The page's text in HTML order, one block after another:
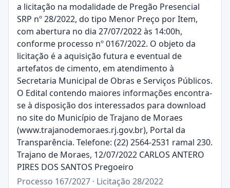
a licitação na modalidade de Pregão Presencial
SRP nº 28/2022, do tipo Menor Preço por Item,
com abertura no dia 27/07/2022 às 14:00h,
conforme processo nº 0167/2022. O objeto da
licitação é a aquisição futura e eventual de
artefatos de cimento, em atendimento à
Secretaria Municipal de Obras e Serviços Públicos.
O Edital contendo maiores informações encontra-
se à disposição dos interessados para download
no site do Município de Trajano de Moraes
(www.trajanodemoraes.rj.gov.br), Portal da
Transparência. Telefone: (22) 2564-2531 ramal 230.
Trajano de Moraes, 12/07/2022 CARLOS ANTERO
PIRES DOS SANTOS Pregoeiro
Processo 167/2027 · Licitação 28/2022